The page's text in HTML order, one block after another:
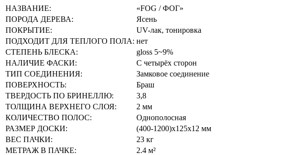
НАЗВАНИЕ:
«FOG / ФОГ»
ПОРОДА ДЕРЕВА:
Ясень
ПОКРЫТИЕ:
UV-лак, тонировка
ПОДХОДИТ ДЛЯ ТЕПЛОГО ПОЛА: нет
СТЕПЕНЬ БЛЕСКА:
gloss 5~9%
НАЛИЧИЕ ФАСКИ:
С четырёх сторон
ТИП СОЕДИНЕНИЯ:
Замковое соединение
ПОВЕРХНОСТЬ:
Браш
ТВЕРДОСТЬ ПО БРИНЕЛЛЮ:
3,8
ТОЛЩИНА ВЕРХНЕГО СЛОЯ:
2 мм
КОЛИЧЕСТВО ПОЛОС:
Однополосная
РАЗМЕР ДОСКИ:
(400-1200)х125х12 мм
ВЕС ПАЧКИ:
23 кг
МЕТРАЖ В ПАЧКЕ:
2.4 м²